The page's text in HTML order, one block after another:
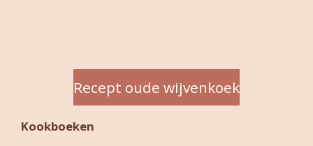
Recept oude wijvenkoek
Kookboeken